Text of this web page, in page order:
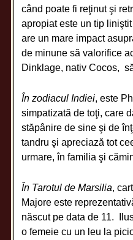
când poate fi reţinut şi
apropiat este un tip
are un mare impact
de minune să valorifice
Dinklage, nativ Cocos,
În zodiacul Indiei, este
simpatizată de toţi, care
stăpânire de sine şi de
tandru şi apreciază tot
urmare, în familia şi
În Tarotul de Marsilia,
Majore este
născut pe data de 11.
o femeie cu un leu la